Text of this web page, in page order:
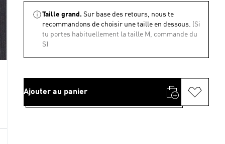
Taille grand. Sur base des retours, nous te
recommandons de choisir une taille en dessous. (Si
tu portes habituellement la taille M, commande du
S)
Ajouter au panier